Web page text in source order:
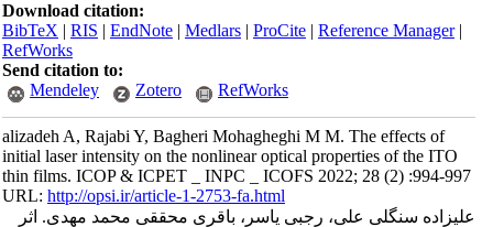
Download citation:
BibTeX|RIS|EndNote|Medlars|ProCite|Reference Manager
RefWorks
Send citation to:
Mendeley
Zotero RefWorks
alizadeh A, Rajabi Y, Bagheri Mohagheghi M M. The effects of
initial laser intensity on the nonlinear optical properties of the ITO
thin films. ICOP & ICPET _ INPC _ ICOFS 2022; 28 (2) :994-997
URL:http://opsi.ir/article-1-2753-fa.html
علیزاده سنگلی علی، رجبی یاسر، باقری محققی محمد مهدی. اثر